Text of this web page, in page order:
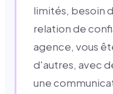
limités, besoin
relation de
agence, vous
d'autres, avec
une